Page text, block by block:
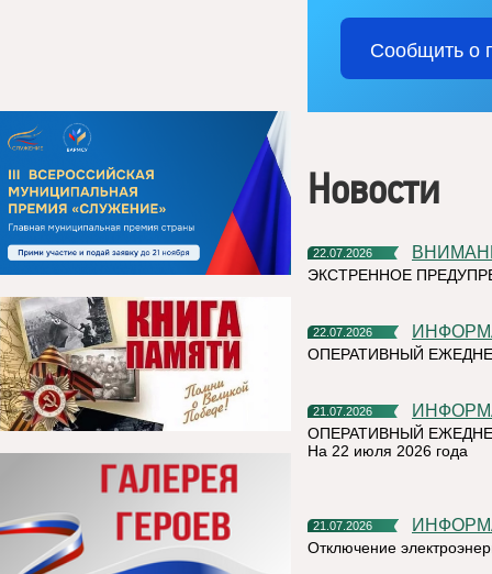
Сообщить о
Новости
22.07.2026
ЭКСТРЕННОЕ
22.07.2026
ОПЕРАТИВНЫЙ
21.07.2026
ОПЕРАТИВНЫЙ
На 22 июля 2026 года
21.07.2026
Отключение